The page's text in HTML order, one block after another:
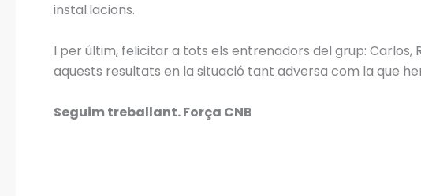
instal.lacions.
I per últim, felicitar a tots els entrenadors del grup: Carlos,
aquests resultats en la situació tant adversa com la que
Seguim treballant. Força CNB